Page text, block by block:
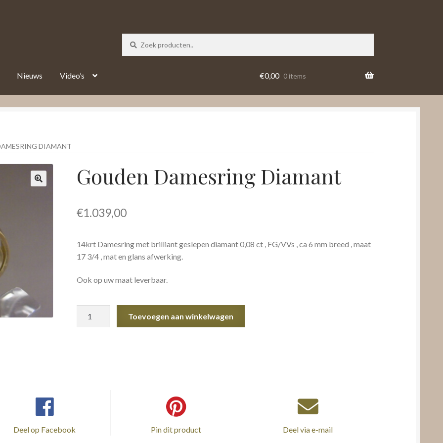
Nieuws Video’s €0,00 0 items
DIAMANT
Gouden Damesring Diamant
€1.039,00
14krt Damesring met brilliant geslepen diamant 0,08 ct , FG/VVs , ca 6 mm breed , maat
17 3/4 , mat en glans afwerking.
Ook op uw maat leverbaar.
Toevoegen aan winkelwagen
Deel op Facebook Pin dit product Deel via e-mail